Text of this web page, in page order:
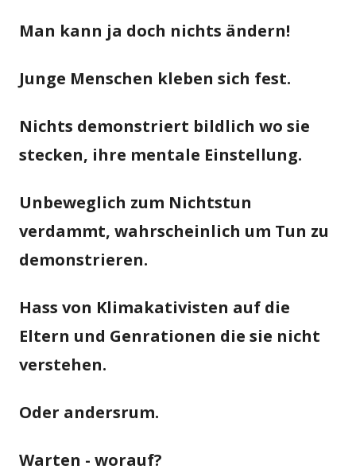
Man kann ja doch nichts ändern!
Junge Menschen kleben sich fest.
Nichts demonstriert bildlich wo sie
stecken, ihre mentale Einstellung.
Unbeweglich zum Nichtstun
verdammt, wahrscheinlich um Tun zu
demonstrieren.
Hass von Klimakativisten auf die
Eltern und Genrationen die sie nicht
verstehen.
Oder andersrum.
Warten - worauf?